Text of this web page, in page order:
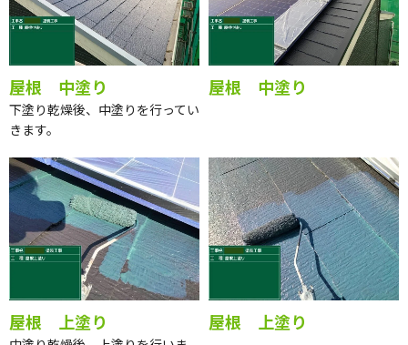
屋根 中塗り
下塗り乾燥後、中塗りを行ってい
きます。
屋根 中塗り
屋根 上塗り 屋根 上塗り